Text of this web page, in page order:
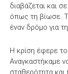
διαβάζεται και
όπως τη βίωσε.
έναν δρόμο για
Η κρίση έφερε
Αναγκαστήκαμε
σταθερότητα